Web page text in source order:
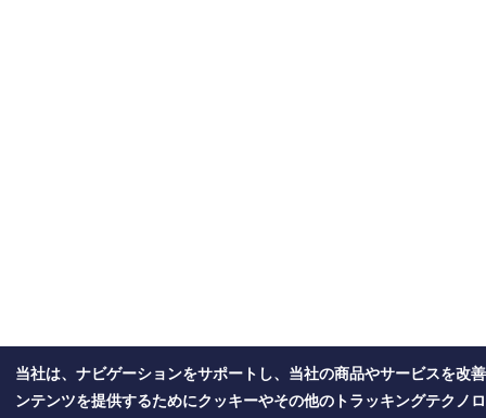
当社は、ナビゲーションをサポートし、当社の商品やサービスを改
ンテンツを提供するためにクッキーやその他のトラッキングテクノ